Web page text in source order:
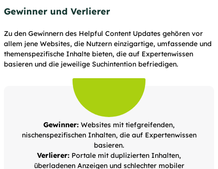
Gewinner und Verlierer
Zu den Gewinnern des Helpful Content Updates gehören vor
allem jene Websites, die Nutzern einzigartige, umfassende und
themenspezifische Inhalte bieten, die auf Expertenwissen
basieren und die jeweilige Suchintention befriedigen.
Gewinner: Websites mit tiefgreifenden,
nischenspezifischen Inhalten, die auf Expertenwissen
basieren.
Verlierer: Portale mit duplizierten Inhalten,
überladenen Anzeigen und schlechter mobiler